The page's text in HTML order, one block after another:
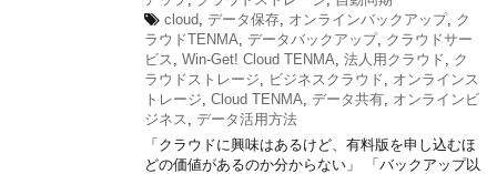
cloud データ保存 オンラインバックアップ, ク
ラウドTENMA データバックアップ, クラウドサー
ビス
Win-Get! Cloud TENMA 法人用クラウド
ク
ラウドストレージ
ビジネスクラウド
オンラインス
トレージ Cloud TENMA データ共有 オンラインビ
ジネス
データ活用方法
「クラウドに興味はあるけど、有料版を申し込むほ
どの価値があるのか分からない」 「バックアップ以